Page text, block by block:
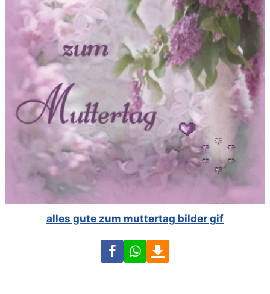
alles gute zum muttertag bilder gif
FacebookWhatsApp